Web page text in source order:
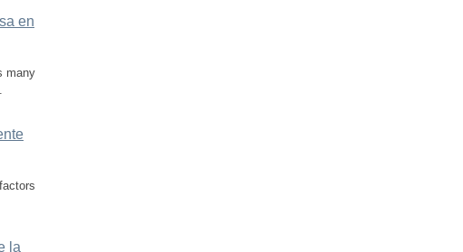
en
many
la